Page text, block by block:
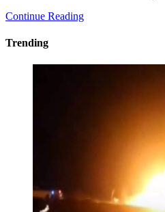
Continue Reading
Trending